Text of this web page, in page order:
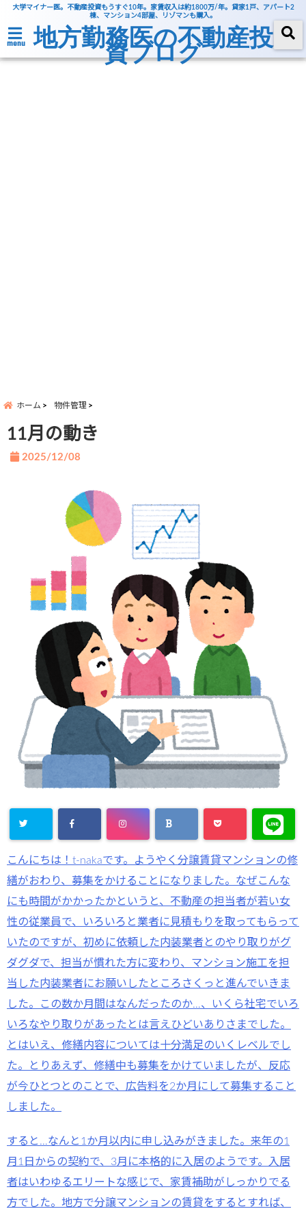
大学マイナー医。不動産投資もうすぐ10年。家賃収入は約1800万/年。貸家1戸、アパート2
棟、マンション4部屋、リゾマンも購入。
menu 地方勤務医の不動産投
資ブログ
ホーム 物件管理
11月の動き
2025/12/08
こんにちは！t-nakaです。ようやく分譲賃貸マンションの修
繕がおわり、募集をかけることになりました。なぜこんな
にも時間がかかったかというと、不動産の担当者が若い女
性の従業員で、いろいろと業者に見積もりを取ってもらって
いたのですが、初めに依頼した内装業者とのやり取りがグ
ダグダで、担当が慣れた方に変わり、マンション施工を担
当した内装業者にお願いしたところさくっと進んでいきま
した。この数か月間はなんだったのか…、いくら社宅でいろ
いろなやり取りがあったとは言えひどいありさまでした。
とはいえ、修繕内容については十分満足のいくレベルでし
た。とりあえず、修繕中も募集をかけていましたが、反応
が今ひとつとのことで、広告料を2か月にして募集すること
しました。
すると…なんと1か月以内に申し込みがきました。来年の1
月1日からの契約で、3月に本格的に入居のようです。入居
者はいわゆるエリートな感じで、家賃補助がしっかりでる
方でした。地方で分譲マンションの賃貸をするとすれば、